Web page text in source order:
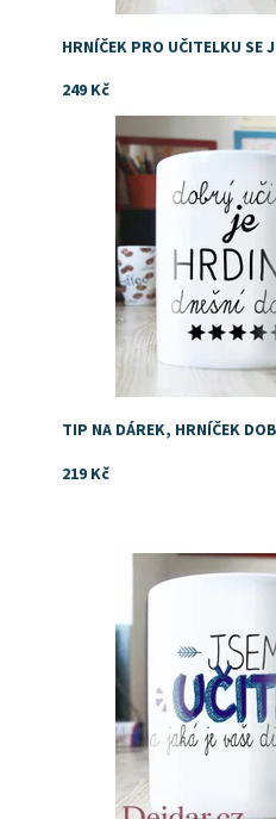
HRNÍČEK PRO UČITELKU SE
249 Kč
Dostupnost:
Skladem
TIP NA DÁREK, HRNÍČEK
219 Kč
Dostupnost: Skladem